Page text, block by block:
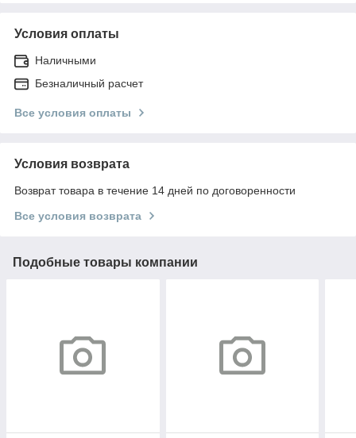
Условия оплаты
Наличными
Безналичный расчет
Все условия оплаты
Условия возврата
Возврат товара в течение 14 дней по договоренности
Все условия возврата
Подобные товары компании